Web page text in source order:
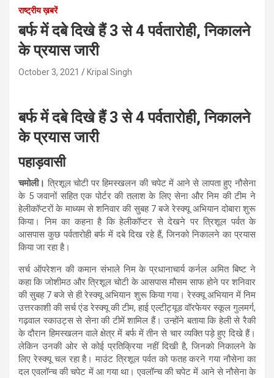
राष्ट्रीय ख़बरें
बर्फ में दबे दिखे हैं 3 से 4 पर्वतारोही, निकालने
के प्रयास जारी
October 3, 2021 Kripal Singh
बर्फ में दबे दिखे हैं 3 से 4 पर्वतारोही, निकालने
के प्रयास जारी
पहाड़वासी
चमोली। त्रिशूल चोटी पर हिमस्खलन की चपेट में आने से लापता हुए नौसेना
के 5 जवानों सहित एक पोर्टर की तलाश के लिए सेना और निम की टीम ने
हेलीकॉप्टरों के माध्यम से शनिवार की सुबह 7 बजे रेस्क्यू अभियान दोबारा शुरू
किया। निम का कहना है कि हेलीकॉप्टर से देखने पर त्रिशूल पर्वत के
आसपास कुछ पर्वतारोही बर्फ में दबे दिख रहे हैं, जिनको निकालने का प्रयास
किया जा रहा है।
सर्च ऑपरेशन की कमान संभाले निम के प्रधानाचार्य कर्नल अमित बिष्ट ने
कहा कि जोशीमठ और त्रिशूल चोटी के आसपास मौसम साफ होने पर शनिवार
की सुबह 7 बजे से ही रेस्क्यू अभियान शुरू किया गया। रेस्क्यू अभियान में निम
उत्तरकाशी की सर्च एंड रेस्क्यू की टीम, हाई एल्टीट्यूड वॉरफेयर स्कूल गुलमर्ग,
गढ़वाल स्काउट्स से सेना की टीमें शामिल हैं। उन्‍होंने बताया कि हेली से रैकी
के दौरान हिमस्खलन वाले क्षेत्र में बर्फ में तीन से चार व्यक्ति पड़े हुए दिखे हैं।
लेकिन उनकी ओर से कोई प्रतिक्रिया नहीं दिखी है, जिनको निकालने के
लिए रेस्क्यू चल रहा है। माउंट त्रिशूल पर्वत को फतह करने गया नौसेना का
दल एवलॉन्च की चपेट में आ गया था। एवलॉन्च की चपेट में आने से नौसेना के